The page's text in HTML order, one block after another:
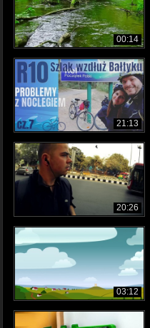
00:14
21:13
20:26
03:12